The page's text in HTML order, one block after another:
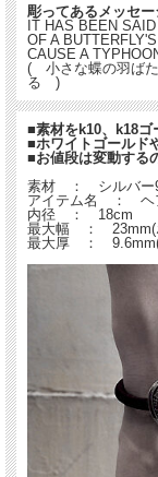
彫ってあるメッセー
IT HAS BEEN
OF A
CAUSE A
( 小さな蝶の羽ばた
る )
■素材をk10、k18ゴ
■ホワイトゴールド
■お値段は変動する
素材 ： シルバー
アイテム名 ： ヘ
内径 ： 18cm
最大幅 ： 23mm(ﾒ
最大厚 ： 9.6mm(